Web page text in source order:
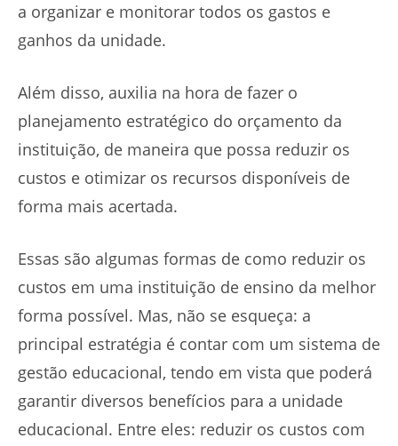
a organizar e monitorar todos os gastos e
ganhos da unidade.
Além disso, auxilia na hora de fazer o
planejamento estratégico do orçamento da
instituição, de maneira que possa reduzir os
custos e otimizar os recursos disponíveis de
forma mais acertada.
Essas são algumas formas de como reduzir os
custos em uma instituição de ensino da melhor
forma possível. Mas, não se esqueça: a
principal estratégia é contar com um sistema de
gestão educacional, tendo em vista que poderá
garantir diversos benefícios para a unidade
educacional. Entre eles: reduzir os custos com